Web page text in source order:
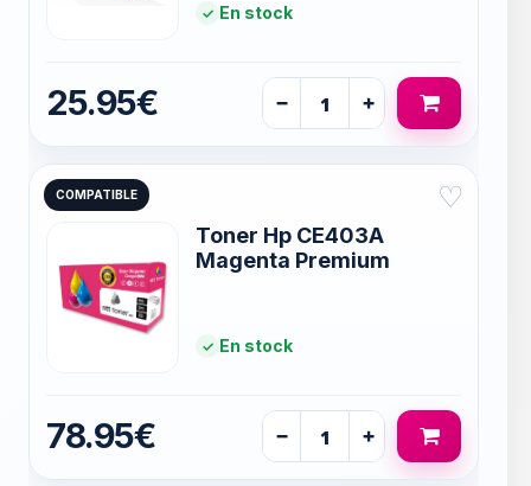
En stock
25.95€ − +
COMPATIBLE ♡
Toner Hp CE403A
Magenta Premium
En stock
78.95€ − +